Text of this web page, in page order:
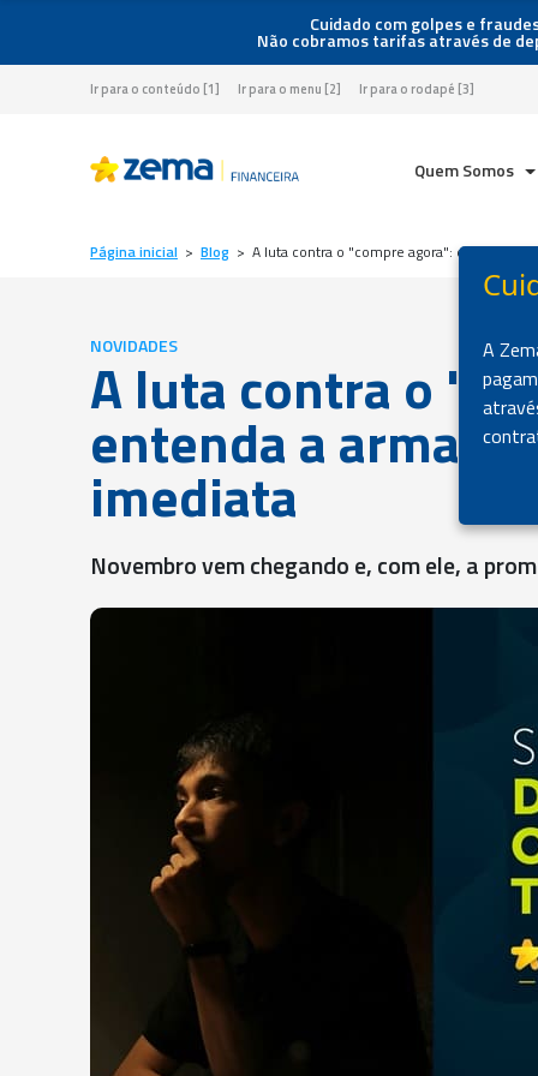
Cuidado com golpes e
Não cobramos tarifas através de
A
Ir para o conteúdo [1] Ir para o menu [2] Ir para o rodapé [3]
Quem Somos
Página inicial > Blog > A luta contra o "compre agora": entenda a
NOVIDADES
A luta contra o
entenda a
imediata
Novembro vem chegando e, com ele, a